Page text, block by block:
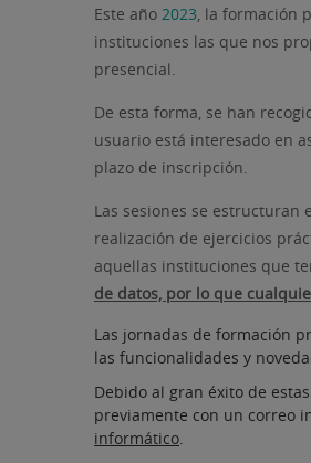
Este año2023, la formación
instituciones las que nos
presencial.
De esta forma, se han
usuario está interesado en
plazo de inscripción.
Las sesiones se
realización de ejercicios
aquellas instituciones que
de datos, por lo que
Las jornadas de formación
las funcionalidades y
Debido al gran éxito de
previamente con un correo
informático.